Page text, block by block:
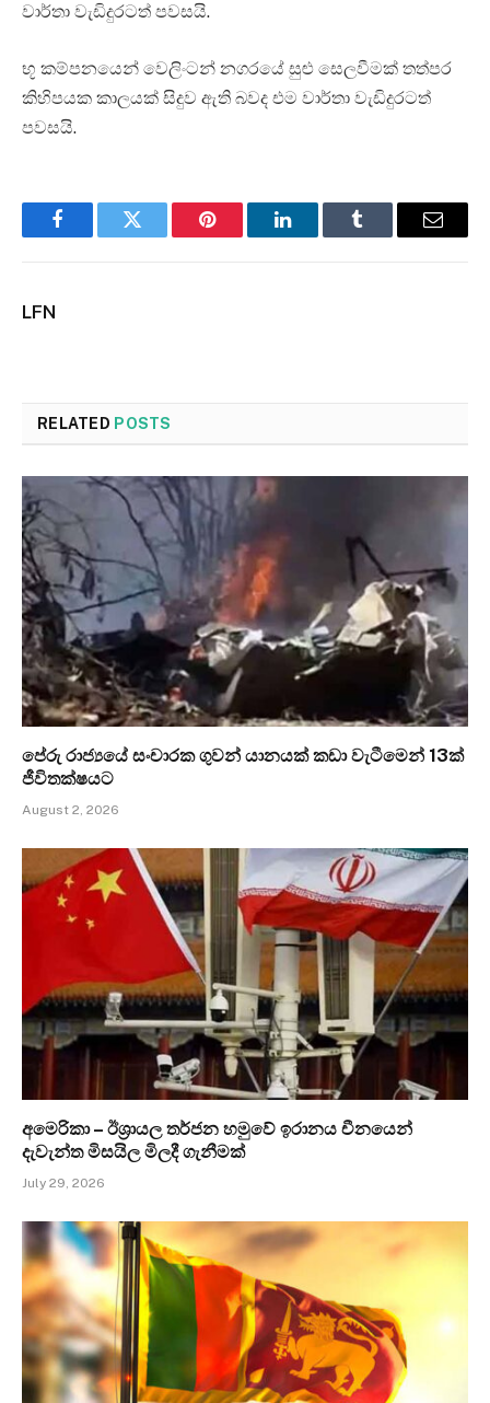
වාර්තා වැඩිදුරටත් පවසයි.
භූ කම්පනයෙන් වෙලිංටන් නගරයේ සුළු සෙලවීමක් තත්පර
කිහිපයක කාලයක් සිදුව ඇති බවද එම වාර්තා වැඩිදුරටත්
පවසයි.
FacebookTwitter Pinterest LinkedInTumblr Email
LFN
RELATED POSTS
පේරු රාජ්‍යයේ සංචාරක ගුවන් යානයක් කඩා වැටීමෙන් 13ක්
ජීවිතක්ෂයට
August 2, 2026
අමෙරිකා – ඊශ්‍රායල තර්ජන හමුවේ ඉරානය චීනයෙන්
දැවැන්ත මිසයිල මිලදී ගැනීමක්
July 29, 2026